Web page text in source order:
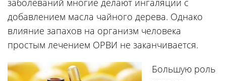
заболеваний многие делают ингаляции с
добавлением масла чайного дерева. Однако
влияние запахов на организм человека
простым лечением ОРВИ не заканчивается.
Большую роль